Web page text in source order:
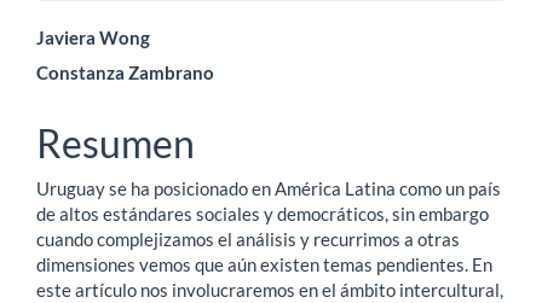
Contenido
principal
del
artículo
Javiera Wong
Constanza Zambrano
Resumen
Uruguay se ha posicionado en América Latina como un país
de altos estándares sociales y democráticos, sin embargo
cuando complejizamos el análisis y recurrimos a otras
dimensiones vemos que aún existen temas pendientes. En
este artículo nos involucraremos en el ámbito intercultural,